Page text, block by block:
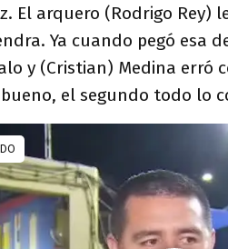
El arquero (Rodrigo
Ya cuando pegó esa
y (Cristian) Medina erró
el segundo todo lo